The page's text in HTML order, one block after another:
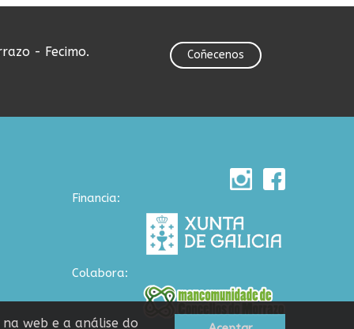
- Fecimo. Coñecenos
Financia:
Colabora:
web e a análise do